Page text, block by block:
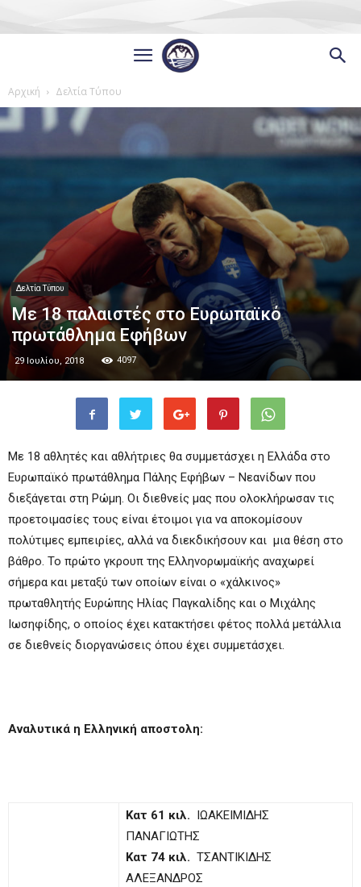
Αρχική Δελτία Τύπου
Δελτία Τύπου
Με 18 παλαιστές στο Ευρωπαϊκό
πρωτάθλημα Εφήβων
29 Ιουλίου, 2018 4097
Με 18 αθλητές και αθλήτριες θα συμμετάσχει η Ελλάδα στο
Ευρωπαϊκό πρωτάθλημα Πάλης Εφήβων – Νεανίδων που
διεξάγεται στη Ρώμη. Οι διεθνείς μας που ολοκλήρωσαν τις
προετοιμασίες τους είναι έτοιμοι για να αποκομίσουν
πολύτιμες εμπειρίες, αλλά να διεκδικήσουν και μια θέση στο
βάθρο. Το πρώτο γκρουπ της Ελληνορωμαϊκής αναχωρεί
σήμερα και μεταξύ των οποίων είναι ο «χάλκινος»
πρωταθλητής Ευρώπης Ηλίας Παγκαλίδης και ο Μιχάλης
Ιωσηφίδης, ο οποίος έχει κατακτήσει φέτος πολλά μετάλλια
σε διεθνείς διοργανώσεις όπου έχει συμμετάσχει.
Αναλυτικά η Ελληνική αποστολη:
Κατ 61 κιλ. ΙΩΑΚΕΙΜΙΔΗΣ
ΠΑΝΑΓΙΩΤΗΣ
Κατ 74 κιλ. ΤΣΑΝΤΙΚΙΔΗΣ
ΑΛΕΞΑΝΔΡΟΣ